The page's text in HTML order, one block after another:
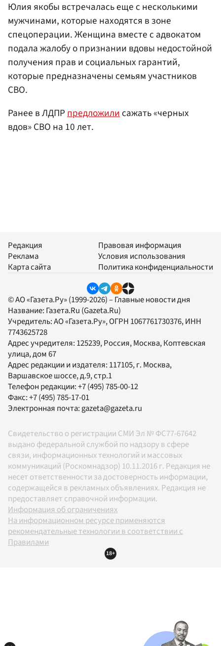
Юлия якобы встречалась еще с несколькими
мужчинами, которые находятся в зоне
спецоперации. Женщина вместе с адвокатом
подала жалобу о признании вдовы недостойной
получения прав и социальных гарантий,
которые предназначены семьям участников
СВО.
Ранее в ЛДПРпредложилисажать «черных
вдов» СВО на 10 лет.
Редакция
Реклама
Карта сайта
Правовая информация
Условия использования
Политика конфиденциальности
© АО «Газета.Ру» (1999-2026) – Главные новости дня
Название: Газета.Ru (Gazeta.Ru)
Учредитель:АО «Газета.Ру», ОГРН 1067761730376, ИНН
7743625728
Адрес учредителя: 125239, Россия, Москва, Коптевская
улица, дом 67
Адрес редакции и издателя: 117105, г. Москва,
Варшавское шоссе, д.9, стр.1
Телефон редакции:+7 (495) 785-00-12
Факс:+7 (495) 785-17-01
Электронная почта: gazeta@gazeta.ru
Свидетельство о регистрации СМИ Эл № ФС77-67642
выдано федеральной службой по надзору в сфере
связи, информационных технологий и массовых
коммуникаций (Роскомнадзор) 10.11.2016 г. Редакция не
несет ответственности за достоверность информации,
содержащейся в рекламных объявлениях. Редакция не
предоставляет справочной информации.
Информация об ограничениях
На информационном ресурсе применяются
рекомендательные технологии в соответствии с
Правилами
18+